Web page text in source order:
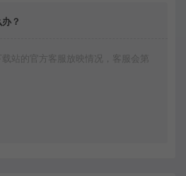
？
站的官方客服放映情况，客服会第